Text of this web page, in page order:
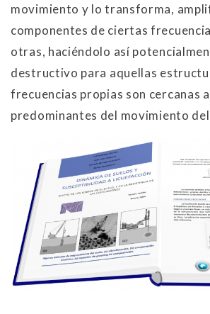
movimiento y lo transforma,
componentes de ciertas
otras, haciéndolo así
destructivo para aquellas
frecuencias propias son cercanas
predominantes del movimiento